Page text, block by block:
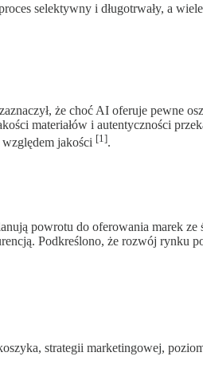
selektywny i długotrwały, a
że choć AI oferuje pewne
materiałów i autentyczności
jakości [1].
powrotu do oferowania marek ze
Podkreślono, że rozwój rynku
strategii marketingowej,